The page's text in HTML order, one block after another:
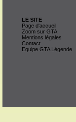
LE SITE
Page d'accueil
Zoom sur GTA
Mentions légales
Contact
Equipe GTA Légende